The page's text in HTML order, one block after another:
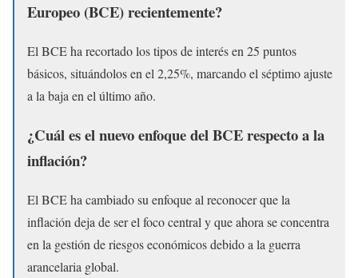
Europeo (BCE) recientemente?
El BCE ha recortado los tipos de interés en 25 puntos
básicos, situándolos en el 2,25%, marcando el séptimo ajuste
a la baja en el último año.
¿Cuál es el nuevo enfoque del BCE respecto a la
inflación?
El BCE ha cambiado su enfoque al reconocer que la
inflación deja de ser el foco central y que ahora se concentra
en la gestión de riesgos económicos debido a la guerra
arancelaria global.